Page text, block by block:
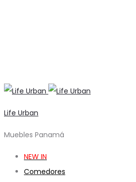
Life Urban
Muebles Panamá
NEW IN
Comedores